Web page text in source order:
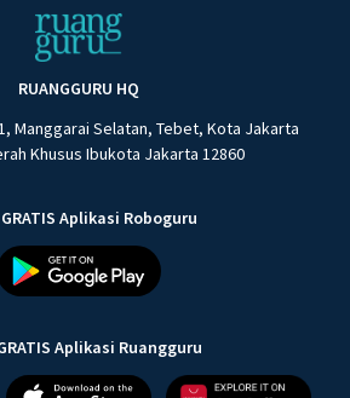
RUANGGURU HQ
Manggarai Selatan, Tebet, Kota Jakarta
Khusus Ibukota Jakarta 12860
Aplikasi Roboguru
Aplikasi Ruangguru